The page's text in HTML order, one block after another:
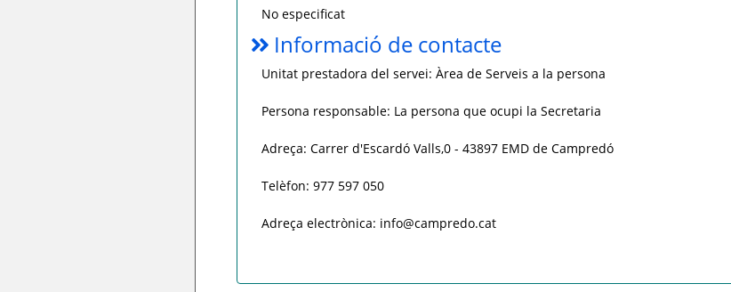
No especificat
Informació de contacte
Unitat prestadora del servei: Àrea de Serveis a la persona
Persona responsable: La persona que ocupi la Secretaria
Adreça: Carrer d'Escardó Valls,0 - 43897 EMD de Campredó
Telèfon: 977 597 050
Adreça electrònica: info@campredo.cat